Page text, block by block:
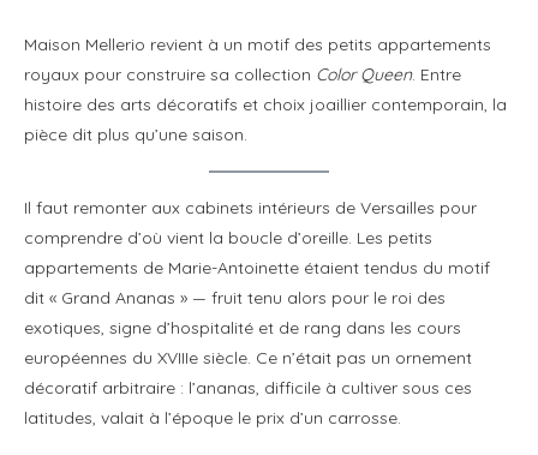
Maison Mellerio revient à un motif des petits appartements
royaux pour construire sa collection Color Queen. Entre
histoire des arts décoratifs et choix joaillier contemporain, la
pièce dit plus qu’une saison.
Il faut remonter aux cabinets intérieurs de Versailles pour
comprendre d’où vient la boucle d’oreille. Les petits
appartements de Marie-Antoinette étaient tendus du motif
dit « Grand Ananas » — fruit tenu alors pour le roi des
exotiques, signe d’hospitalité et de rang dans les cours
européennes du XVIIIe siècle. Ce n’était pas un ornement
décoratif arbitraire : l’ananas, difficile à cultiver sous ces
latitudes, valait à l’époque le prix d’un carrosse.